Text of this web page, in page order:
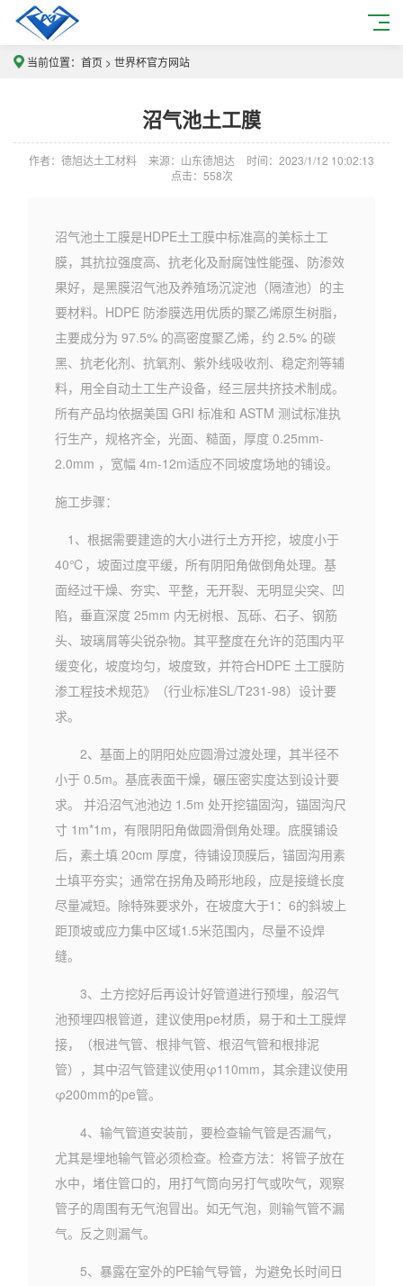
当前位置： 首页 > 世界杯官方网站
沼气池土工膜
作者：德旭达土工材料 来源：山东德旭达
时间：2023/1/12 10:02:13
点击： 558次
沼气池土工膜是HDPE土工膜中标准高的美标土工
膜，其抗拉强度高、抗老化及耐腐蚀性能强、防渗效
果好，是黑膜沼气池及养殖场沉淀池（隔渣池）的主
要材料。HDPE 防渗膜选用优质的聚乙烯原生树脂，
主要成分为 97.5% 的高密度聚乙烯，约 2.5% 的碳
黑、抗老化剂、抗氧剂、紫外线吸收剂、稳定剂等辅
料，用全自动土工生产设备，经三层共挤技术制成。
所有产品均依据美国 GRI 标准和 ASTM 测试标准执
行生产，规格齐全，光面、糙面，厚度 0.25mm-
2.0mm ，宽幅 4m-12m适应不同坡度场地的铺设。
施工步骤：
1、根据需要建造的大小进行土方开挖，坡度小于
40℃，坡面过度平缓，所有阴阳角做倒角处理。基
面经过干燥、夯实、平整，无开裂、无明显尖突、凹
陷，垂直深度 25mm 内无树根、瓦砾、石子、钢筋
头、玻璃屑等尖锐杂物。其平整度在允许的范围内平
缓变化，坡度均匀，坡度致，并符合HDPE 土工膜防
渗工程技术规范》（行业标准SL/T231-98）设计要
求。
2、基面上的阴阳处应圆滑过渡处理，其半径不
小于 0.5m。基底表面干燥，碾压密实度达到设计要
求。 并沿沼气池池边 1.5m 处开挖锚固沟，锚固沟尺
寸 1m*1m，有限阴阳角做圆滑倒角处理。底膜铺设
后，素土填 20cm 厚度，待铺设顶膜后，锚固沟用素
土填平夯实；通常在拐角及畸形地段，应是接缝长度
尽量减短。除特殊要求外，在坡度大于1：6的斜坡上
距顶坡或应力集中区域1.5米范围内，尽量不设焊
缝。
3、土方挖好后再设计好管道进行预埋，般沼气
池预埋四根管道，建议使用pe材质，易于和土工膜焊
接，（根进气管、根排气管、根沼气管和根排泥
管），其中沼气管建议使用φ110mm，其余建议使用
φ200mm的pe管。
4、输气管道安装前，要检查输气管是否漏气，
尤其是埋地输气管必须检查。检查方法：将管子放在
水中，堵住管口的，用打气筒向另打气或吹气，观察
管子的周围有无气泡冒出。如无气泡，则输气管不漏
气。反之则漏气。
5、暴露在室外的PE输气导管，为避免长时间日